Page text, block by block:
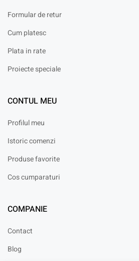
Formular de retur
Cum platesc
Plata in rate
Proiecte speciale
CONTUL MEU
Profilul meu
Istoric comenzi
Produse favorite
Cos cumparaturi
COMPANIE
Contact
Blog